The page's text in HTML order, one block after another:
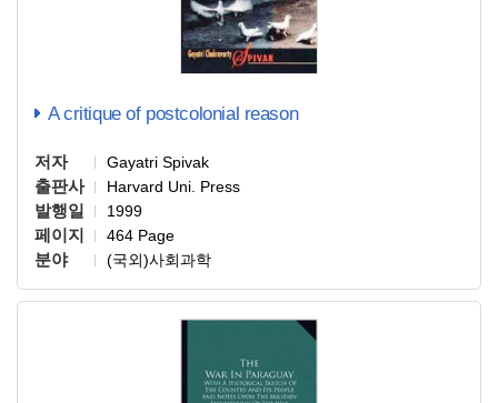
A critique of postcolonial reason
저자 Gayatri Spivak
출판사 Harvard Uni. Press
발행일 1999
페이지 464 Page
분야 (국외)사회과학